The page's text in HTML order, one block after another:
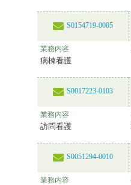
S0154719-0005
業務内容
病棟看護
S0017223-0103
業務内容
訪問看護
S0051294-0010
業務内容